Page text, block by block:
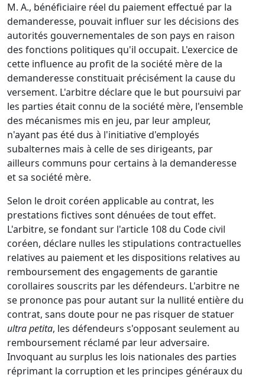
M. A., bénéficiaire réel du paiement effectué par la
demanderesse, pouvait influer sur les décisions des
autorités gouvernementales de son pays en raison
des fonctions politiques qu'il occupait. L'exercice de
cette influence au profit de la société mère de la
demanderesse constituait précisément la cause du
versement. L'arbitre déclare que le but poursuivi par
les parties était connu de la société mère, l'ensemble
des mécanismes mis en jeu, par leur ampleur,
n'ayant pas été dus à l'initiative d'employés
subalternes mais à celle de ses dirigeants, par
ailleurs communs pour certains à la demanderesse
et sa société mère.
Selon le droit coréen applicable au contrat, les
prestations fictives sont dénuées de tout effet.
L'arbitre, se fondant sur l'article 108 du Code civil
coréen, déclare nulles les stipulations contractuelles
relatives au paiement et les dispositions relatives au
remboursement des engagements de garantie
corollaires souscrits par les défendeurs. L'arbitre ne
se prononce pas pour autant sur la nullité entière du
contrat, sans doute pour ne pas risquer de statuer
ultra petita, les défendeurs s'opposant seulement au
remboursement réclamé par leur adversaire.
Invoquant au surplus les lois nationales des parties
réprimant la corruption et les principes généraux du